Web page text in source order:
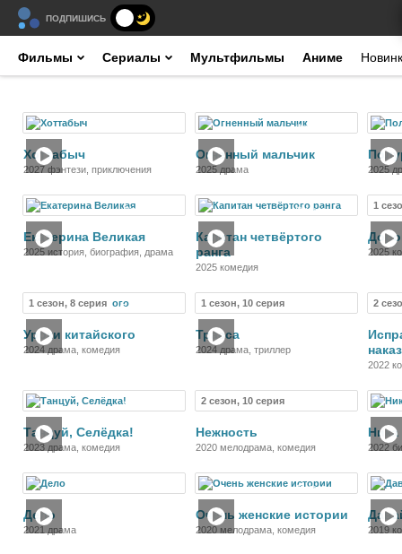
ПОДПИШИСЬ
Фильмы Сериалы Мультфильмы Аниме
Хоттабыч
2027 фэнтези, приключения
Фильм
Огненный мальчик
2025 драма 2025
Фильм
Екатерина Великая
2025 история, биография, драма
Фильм
Капитан четвёртого
ранга
2025 комедия
1
2025
1 сезон, 8 серия Сериал
Уроки китайского
2024 драма, комедия
1 сезон, 10 серия
Трасса
2024 драма, триллер
2
2022
Фильм
Танцуй, Селёдка!
2023 драма, комедия
2 сезон, 10 серия
Нежность
2020 мелодрама, комедия
Ника
2022
Дело
2021 драма
Фильм
Очень женские истории
2020 мелодрама, комедия 2019